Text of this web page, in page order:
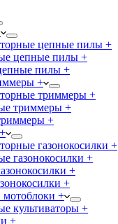
цепные пилы +
цепные пилы +
пилы +
+
триммеры +
триммеры +
+
газонокосилки +
газонокосилки +
+
+
мотоблоки +
культиваторы +
+